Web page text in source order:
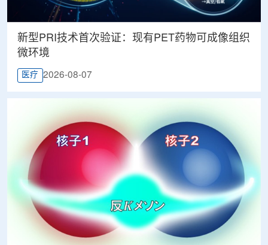
新型PRI技术首次验证：现有PET药物可成像组织
微环境
医疗 2026-08-07